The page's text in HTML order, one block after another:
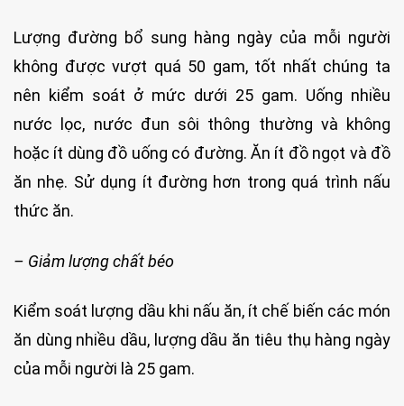
Lượng đường bổ sung hàng ngày của mỗi người
không được vượt quá 50 gam, tốt nhất chúng ta
nên kiểm soát ở mức dưới 25 gam. Uống nhiều
nước lọc, nước đun sôi thông thường và không
hoặc ít dùng đồ uống có đường. Ăn ít đồ ngọt và đồ
ăn nhẹ. Sử dụng ít đường hơn trong quá trình nấu
thức ăn.
– Giảm lượng chất béo
Kiểm soát lượng dầu khi nấu ăn, ít chế biến các món
ăn dùng nhiều dầu, lượng dầu ăn tiêu thụ hàng ngày
của mỗi người là 25 gam.